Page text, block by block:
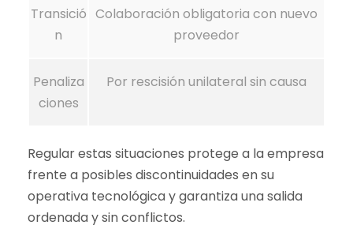
Transició
n
Colaboración obligatoria con nuevo
proveedor
Penaliza
ciones
Por rescisión unilateral sin causa
Regular estas situaciones protege a la empresa
frente a posibles discontinuidades en su
operativa tecnológica y garantiza una salida
ordenada y sin conflictos.